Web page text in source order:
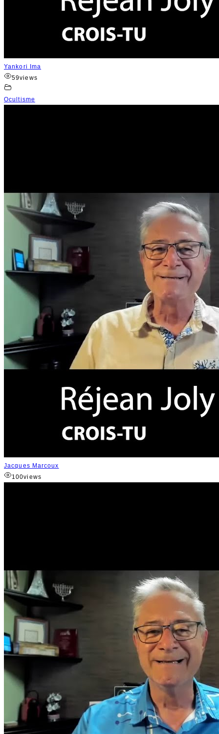
Yankori Ima
59views
Ocultisme
Jacques Marcoux
100views